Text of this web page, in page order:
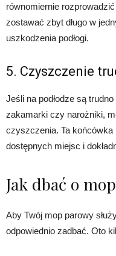
równomiernie
zostawać zbyt długo w
uszkodzenia podłogi.
5. Czyszczenie
Jeśli na podłodze są
zakamarki czy narożniki,
czyszczenia. Ta końcówka
dostępnych miejsc i
Jak dbać o
Aby Twój mop parowy
odpowiednio zadbać. Oto